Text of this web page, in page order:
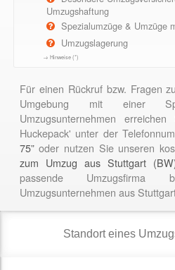
Umzugshaftung
Spezialumzüge & Umzüge
Umzugslagerung
→ Hinweise (*)
Für einen Rückruf bzw. Fragen
Umgebung mit einer
Umzugsunternehmen
Huckepack' unter der
75”oder nutzen Sie unseren
zum Umzug aus Stuttgart
passende Umzugsfirma
Umzugsunternehmen aus